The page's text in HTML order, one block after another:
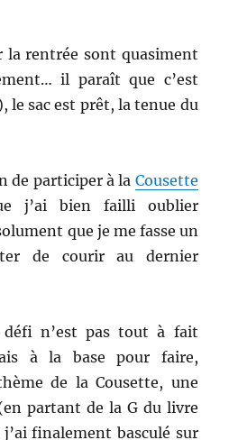
la rentrée sont quasiment
il paraît que c’est
sac est prêt, la tenue du
de participer à la Cousette
j’ai bien failli oublier
que je me fasse un
de courir au dernier
défi n’est pas tout à fait
à la base pour faire,
de la Cousette, une
partant de la G du livre
finalement basculé sur